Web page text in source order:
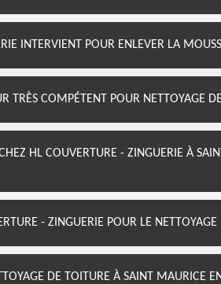
INTERVIENT POUR ENLEVER LA
TRÈS COMPÉTENT POUR NETTOYAGE
HL COUVERTURE - ZINGUERIE À
- ZINGUERIE POUR LE
DE TOITURE À SAINT MAURICE